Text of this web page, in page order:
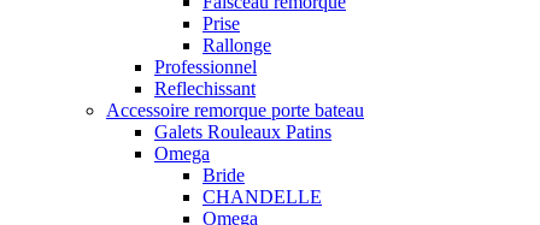
Prise
Rallonge
Professionnel
Reflechissant
Accessoire remorque porte bateau
Galets Rouleaux Patins
Omega
Bride
CHANDELLE
Omega